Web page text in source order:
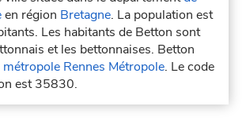
en région Bretagne. La population est
Les habitants de Betton sont
et les bettonnaises. Betton
métropole Rennes Métropole. Le code
est 35830.